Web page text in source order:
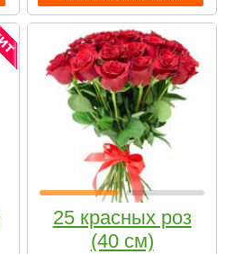
25 красных роз
(40 см)